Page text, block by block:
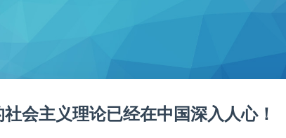
会主义理论已经在中国深入人心！